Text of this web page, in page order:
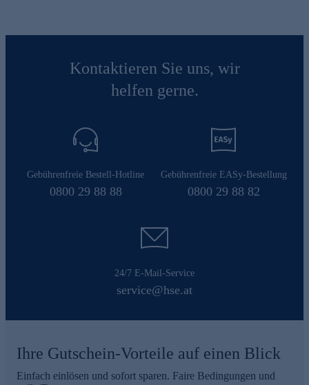
Kontaktieren Sie uns, wir
helfen gerne.
Gebührenfreie Bestell-Hotline
0800 29 88 88
Gebührenfreie EASy-Bestellung
0800 29 88 82
24/7 E-Mail-Service
service@hse.at
Ihre Gutschein-Vorteile auf einen Blick
Einfach einlösen und sofort sparen. Faire Bedingungen und